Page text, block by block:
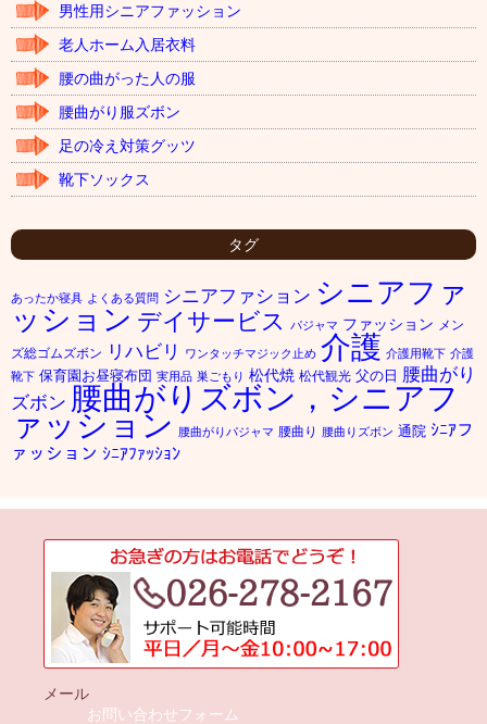
男性用シニアファッション
老人ホーム入居衣料
腰の曲がった人の服
腰曲がり服ズボン
足の冷え対策グッツ
靴下ソックス
タグ
あったか寝具 よくある質問 シニアファション シニアファ
ッション デイサービス パジャマ ファッション メン
ズ総ゴムズボン
リハビリ ワンタッチマジック止め 介護 介護用靴下 介護
靴下 保育園お昼寝布団 実用品 巣ごもり 松代焼 松代観光 父の日 腰曲がり
ズボン 腰曲がりズボン，シニアフ
ァッション 腰曲がりパジャマ 腰曲り 腰曲りズボン 通院 ｼﾆｱフ
ァッション ｼﾆｱﾌｧｯｼｮﾝ
メール
お問い合わせフォーム